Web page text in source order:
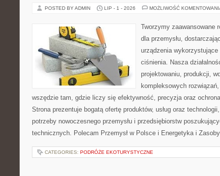
POSTED BY ADMIN LIP - 1 - 2026 MOŻLIWOŚĆ
Tworzymy zaawansowane
dla przemysłu,
urządzenia
ciśnienia. Nasza
projektowaniu, produkcji,
kompleksowych
wszędzie tam, gdzie liczy się efektywność, precyzja oraz
Strona prezentuje bogatą ofertę produktów, usług oraz
potrzeby nowoczesnego przemysłu i przedsiębiorstw
technicznych. Polecam Przemysł w Polsce i Energetyka i
CATEGORIES: PODRÓŻE EKOTURYSTYCZNE